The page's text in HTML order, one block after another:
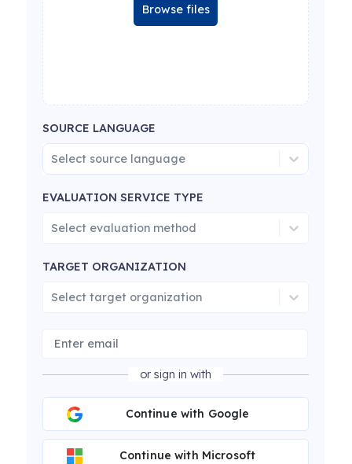
Browse files
SOURCE LANGUAGE
Select source language
EVALUATION SERVICE TYPE
Select evaluation method
TARGET ORGANIZATION
Select target organization
or sign in with
Continue with Google
Continue with Microsoft